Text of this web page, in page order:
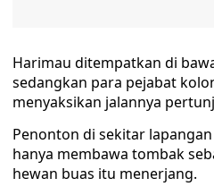
Harimau ditempatkan di
sedangkan para pejabat
menyaksikan jalannya
Penonton di sekitar
hanya membawa tombak
hewan buas itu menerjang.